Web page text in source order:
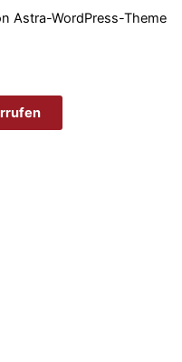
Astra-WordPress-Theme